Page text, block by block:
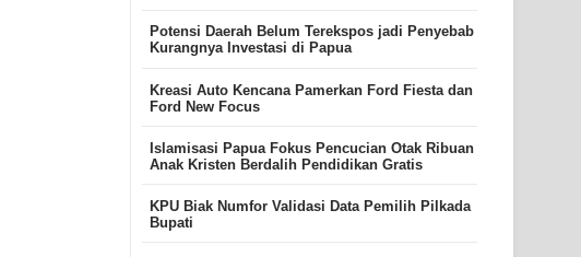
Potensi Daerah Belum Terekspos jadi Penyebab
Kurangnya Investasi di Papua
Kreasi Auto Kencana Pamerkan Ford Fiesta dan
Ford New Focus
Islamisasi Papua Fokus Pencucian Otak Ribuan
Anak Kristen Berdalih Pendidikan Gratis
KPU Biak Numfor Validasi Data Pemilih Pilkada
Bupati